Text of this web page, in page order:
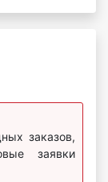
заказов,
заявки